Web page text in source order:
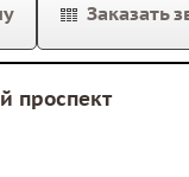
Заказать
проспект